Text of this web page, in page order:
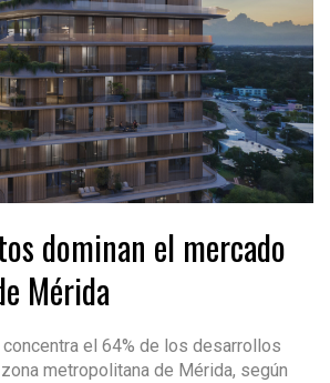
dominan el mercado
Mérida
el 64% de los desarrollos
metropolitana de Mérida, según